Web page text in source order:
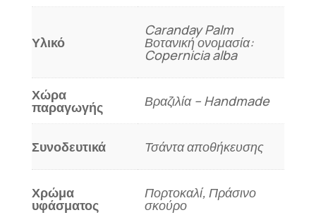
Υλικό
Caranday Palm
Βοτανική ονομασία:
Copernicia alba
Χώρα
παραγωγής Βραζιλία – Handmade
Συνοδευτικά Τσάντα αποθήκευσης
Χρώμα
υφάσματος
Πορτοκαλί, Πράσινο
σκούρο